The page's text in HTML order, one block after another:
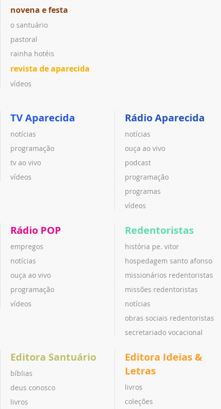
novena e festa
o santuário
pastoral
rainha hotéis
revista de aparecida
vídeos
TV Aparecida
notícias
programação
tv ao vivo
vídeos
Rádio Aparecida
notícias
ouça ao vivo
podcast
programação
programas
vídeos
Rádio POP
empregos
notícias
ouça ao vivo
programação
vídeos
Redentoristas
história pe. vitor
hospedagem santo afonso
missionários redentoristas
missões redentoristas
notícias
obras sociais redentoristas
secretariado vocacional
Editora Santuário
bíblias
deus conosco
livros
Editora Ideias &
Letras
livros
coleções